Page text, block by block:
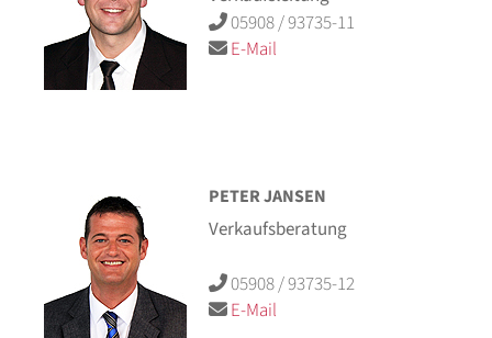
05908 / 93735-11
E-Mail
PETER JANSEN
Verkaufsberatung
05908 / 93735-12
E-Mail